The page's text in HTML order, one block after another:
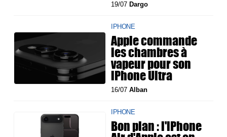
19/07 Dargo
IPHONE
Apple commande
les chambres à
vapeur pour son
iPhone Ultra
16/07Alban
IPHONE
Bon plan : l'iPhone